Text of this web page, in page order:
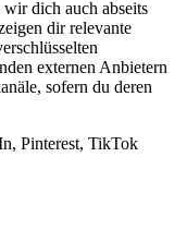
dich auch abseits
dir relevante
externen Anbietern
sofern du deren
Pinterest, TikTok